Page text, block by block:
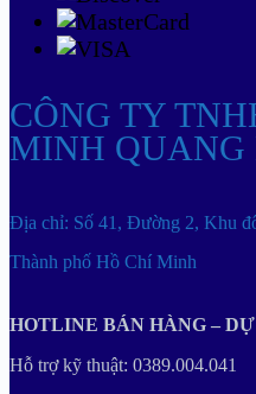
CÔNG TY
MINH QUANG
Địa chỉ: Số 41, Đường 2, Khu
Thành phố Hồ Chí Minh
HOTLINE BÁN HÀNG – DỰ
Hỗ trợ kỹ thuật: 0389.004.041